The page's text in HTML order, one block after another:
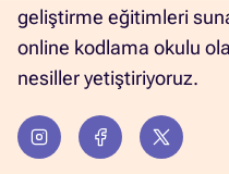
geliştirme eğitimleri
online kodlama okulu
nesiller yetiştiriyoruz.